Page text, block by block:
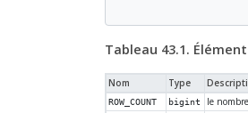
Tableau 43.1.
Nom Type
ROW_COUNT bigint le